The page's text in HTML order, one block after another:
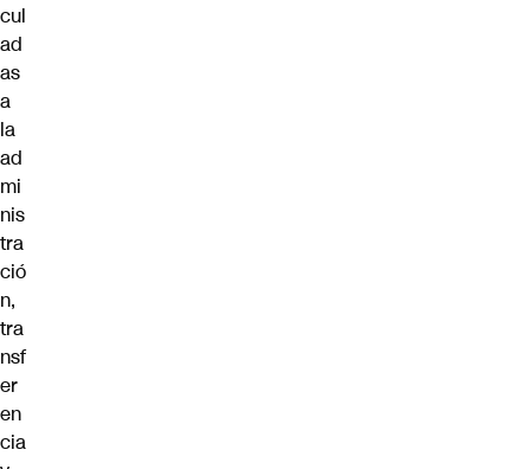
cul
ad
as
a
la
ad
mi
nis
tra
ció
n,
tra
nsf
er
en
cia